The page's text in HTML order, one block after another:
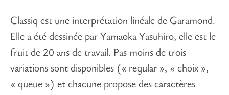
Classiq est une interprétation linéale de Garamond.
Elle a été dessinée par Yamaoka Yasuhiro, elle est le
fruit de 20 ans de travail. Pas moins de trois
variations sont disponibles (« regular », « choix »,
« queue ») et chacune propose des caractères